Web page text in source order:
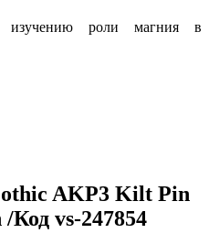
изучению роли магния в
AKP3 Kilt Pin
vs-247854